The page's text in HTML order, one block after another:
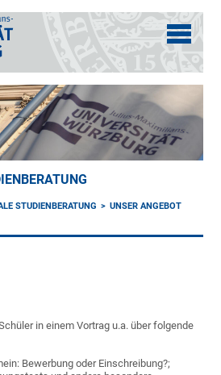
STUDIENBERATUNG
UNSER ANGEBOT
in einem Vortrag u.a. über folgende
Bewerbung oder Einschreibung?;